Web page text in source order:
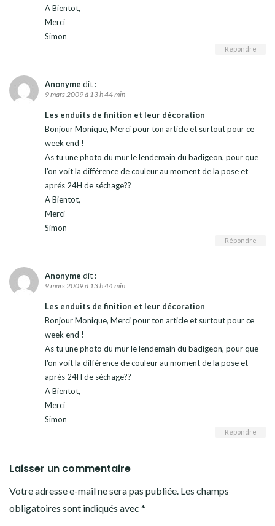
A Bientot,
Merci
Simon
Répondre
Anonyme dit :
9 mars 2009 à 13 h 44 min
Les enduits de finition et leur décoration
Bonjour Monique, Merci pour ton article et surtout pour ce
week end !
As tu une photo du mur le lendemain du badigeon, pour que
l'on voit la différence de couleur au moment de la pose et
aprés 24H de séchage??
A Bientot,
Merci
Simon
Répondre
Anonyme dit :
9 mars 2009 à 13 h 44 min
Les enduits de finition et leur décoration
Bonjour Monique, Merci pour ton article et surtout pour ce
week end !
As tu une photo du mur le lendemain du badigeon, pour que
l'on voit la différence de couleur au moment de la pose et
aprés 24H de séchage??
A Bientot,
Merci
Simon
Répondre
Laisser un commentaire
Votre adresse e-mail ne sera pas publiée. Les champs
obligatoires sont indiqués avec *